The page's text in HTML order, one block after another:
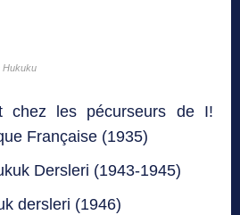
Hukuku
chez les pécurseurs de I!
Française (1935)
Dersleri (1943-1945)
dersleri (1946)